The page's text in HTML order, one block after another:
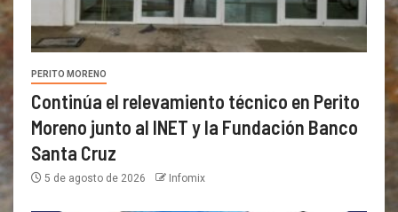
PERITO MORENO
Continúa el relevamiento técnico en Perito
Moreno junto al INET y la Fundación Banco
Santa Cruz
5 de agosto de 2026 Infomix